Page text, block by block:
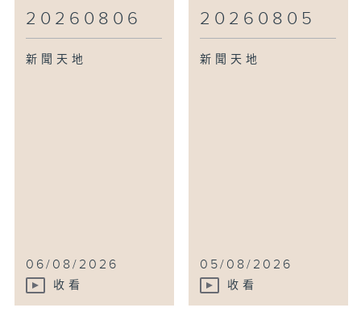
20260806
新聞天地
06/08/2026
收看
20260805
新聞天地
05/08/2026
收看